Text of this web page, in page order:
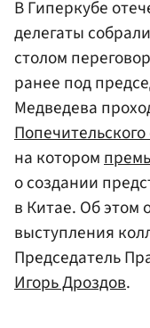
В Гиперкубе
делегаты
столом
ранее под
Медведева
на котором
о создании
в Китае. Об этом
выступления
Председатель
Игорь Дроздов.